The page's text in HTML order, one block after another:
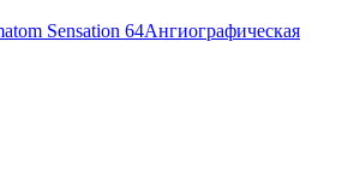
Sensation 64Ангиографическая